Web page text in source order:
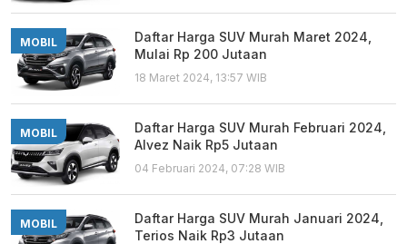
MOBIL
Daftar Harga SUV Murah Maret 2024,
Mulai Rp 200 Jutaan
18 Maret 2024, 13:57 WIB
MOBIL
Daftar Harga SUV Murah Februari 2024,
Alvez Naik Rp5 Jutaan
04 Februari 2024, 07:28 WIB
MOBIL
Daftar Harga SUV Murah Januari 2024,
Terios Naik Rp3 Jutaan